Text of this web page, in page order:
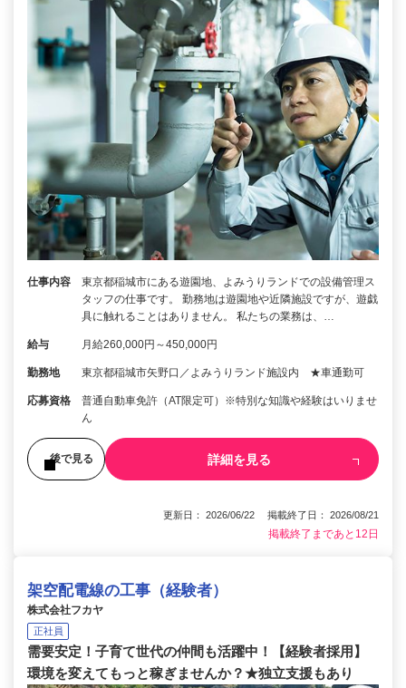
仕事内容
東京都稲城市にある遊園地、よみうりランドでの設備管理ス
タッフの仕事です。 勤務地は遊園地や近隣施設ですが、遊戯
具に触れることはありません。 私たちの業務は、…
給与 月給260,000円～450,000円
勤務地 東京都稲城市矢野口／よみうりランド施設内 ★車通勤可
応募資格
普通自動車免許（AT限定可）※特別な知識や経験はいりませ
ん
後で見る 詳細を見る
更新日： 2026/06/22 掲載終了日： 2026/08/21
掲載終了まであと12日
架空配電線の工事（経験者）
株式会社フカヤ
正社員
需要安定！子育て世代の仲間も活躍中！【経験者採用】
環境を変えてもっと稼ぎませんか？★独立支援もあり